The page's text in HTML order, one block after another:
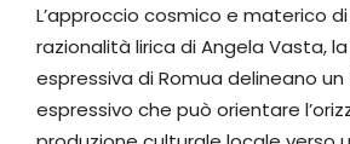
L’approccio cosmico e materico di
razionalità lirica di Angela Vasta,
espressiva di Romua delineano
espressivo che può orientare